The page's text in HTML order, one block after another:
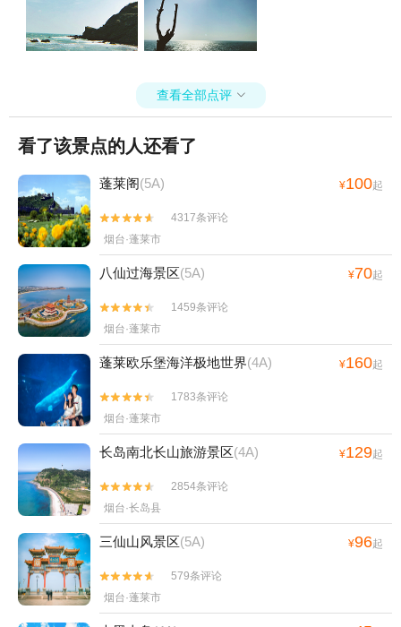
查看全部点评 
看了该景点的人还看了
蓬莱阁(5A) ¥100起


4317条评论
烟台·蓬莱市
八仙过海景区(5A) ¥70起


1459条评论
烟台·蓬莱市
蓬莱欧乐堡海洋极地世界(4A) ¥160起


1783条评论
烟台·蓬莱市
长岛南北长山旅游景区(4A) ¥129起


2854条评论
烟台·长岛县
三仙山风景区(5A) ¥96起


579条评论
烟台·蓬莱市